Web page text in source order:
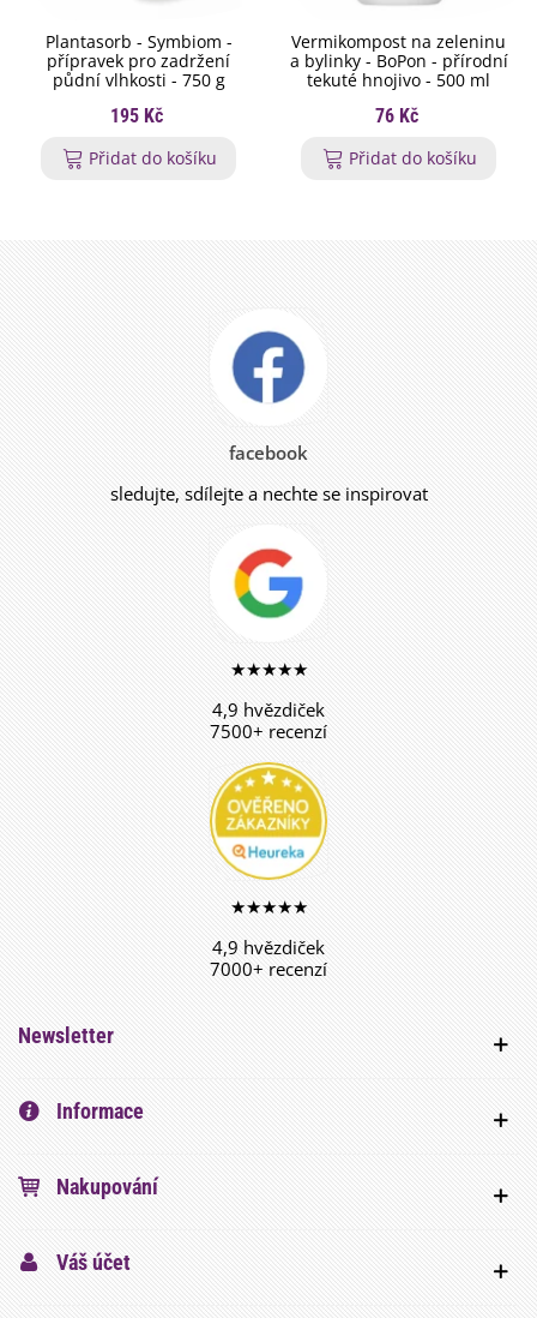
Plantasorb - Symbiom -
přípravek pro zadržení
půdní vlhkosti - 750 g
195 Kč
Přidat do košíku
Vermikompost na zeleninu
a bylinky - BoPon - přírodní
tekuté hnojivo - 500 ml
76 Kč
Přidat do košíku
facebook
sledujte, sdílejte a nechte se inspirovat
★★★★★
4,9 hvězdiček
7500+ recenzí
★★★★★
4,9 hvězdiček
7000+ recenzí
Newsletter
Informace
Nakupování
Váš účet